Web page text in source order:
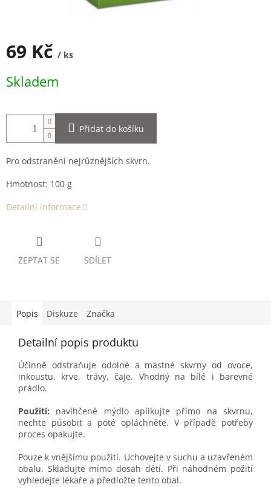
69 Kč / ks
cena:
Skladem
Přidat do košíku
Pro odstranění nejrůznějších skvrn.
Hmotnost: 100 g
Detailní informace
ZEPTAT SE SDÍLET
Popis Diskuze Značka
Detailní popis produktu
Účinně odstraňuje odolné a mastné skvrny od ovoce,
inkoustu, krve, trávy, čaje. Vhodný na bílé i barevné
prádlo.
Použití: navlhčené mýdlo aplikujte přímo na skvrnu,
nechte působit a poté opláchněte. V případě potřeby
proces opakujte.
Pouze k vnějšímu použití. Uchovejte v suchu a uzavřeném
obalu. Skladujte mimo dosah dětí. Při náhodném požití
vyhledejte lékaře a předložte tento obal.